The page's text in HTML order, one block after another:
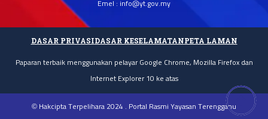
Emel : info@yt.gov.my
DASAR PRIVASIDASAR KESELAMATANPETA LAMAN
Paparan terbaik menggunakan pelayar Google Chrome, Mozilla Firefox dan
Internet Explorer 10 ke atas
© Hakcipta Terpelihara 2024 . Portal Rasmi Yayasan Terengganu